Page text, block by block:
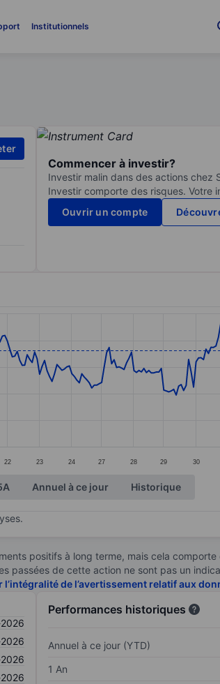
Institutionnels
Commencer à investir?
Investir malin dans des actions chez
Investir comporte des risques. Votre
Ouvrir un compte
to 162.68.
22 23 24 27 28 29 30
Annuel à ce jour Historique
positifs à long terme, mais cela
passées de cette action ne sont pas un
l’intégralité de l’avertissement relatif aux
Performances historiques
Annuel à ce jour (YTD)
1 An